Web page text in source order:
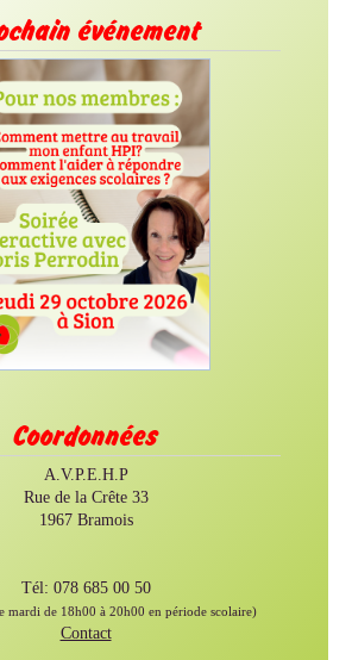
événement
Coordonnées
A.V.P.E.H.P
Rue de la Crête 33
1967 Bramois
Tél: 078 685 00 50
mardi de 18h00 à 20h00 en période scolaire)
Contact